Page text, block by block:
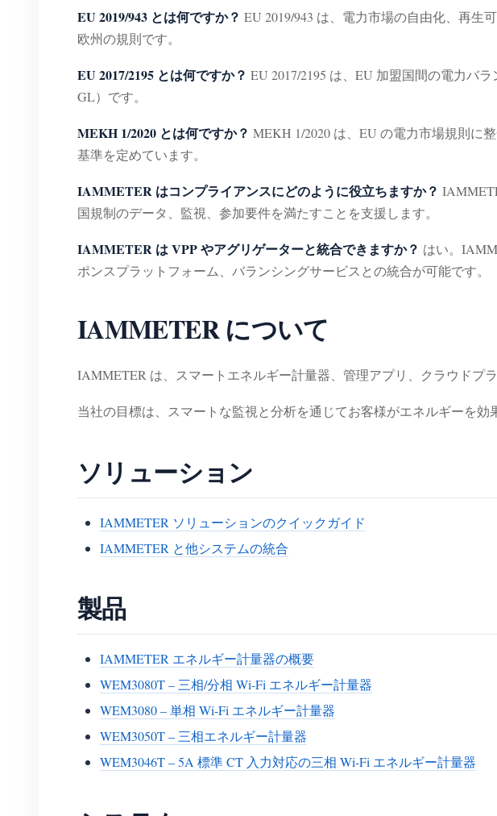
EU 2019/943 とは何ですか？ EU 2019/943 は、電力市場の自由化、再生
欧州の規則です。
EU 2017/2195 とは何ですか？ EU 2017/2195 は、EU 加盟国間の電力バ
GL）です。
MEKH 1/2020 とは何ですか？ MEKH 1/2020 は、EU の電力市場規則に
基準を定めています。
IAMMETER はコンプライアンスにどのように役立ちますか？
国規制のデータ、監視、参加要件を満たすことを支援します。
IAMMETER は VPP やアグリゲーターと統合できますか？ はい。
ポンスプラットフォーム、バランシングサービスとの統合が可能です。
IAMMETER について
IAMMETER は、スマートエネルギー計量器、管理アプリ、クラウドプ
当社の目標は、スマートな監視と分析を通じてお客様がエネルギーを
ソリューション
IAMMETER ソリューションのクイックガイド
IAMMETER と他システムの統合
製品
IAMMETER エネルギー計量器の概要
WEM3080T – 三相/分相 Wi-Fi エネルギー計量器
WEM3080 – 単相 Wi-Fi エネルギー計量器
WEM3050T – 三相エネルギー計量器
WEM3046T – 5A 標準 CT 入力対応の三相 Wi-Fi エネルギー計量器